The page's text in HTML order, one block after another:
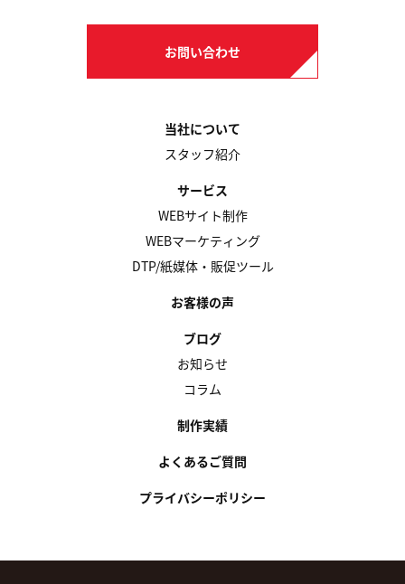
お問い合わせ
当社について
スタッフ紹介
サービス
WEBサイト制作
WEBマーケティング
DTP/紙媒体・販促ツール
お客様の声
ブログ
お知らせ
コラム
制作実績
よくあるご質問
プライバシーポリシー